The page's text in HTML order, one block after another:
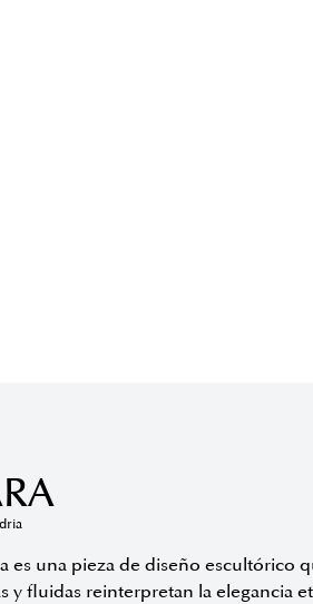
es una pieza de diseño escultórico
y fluidas reinterpretan la elegancia